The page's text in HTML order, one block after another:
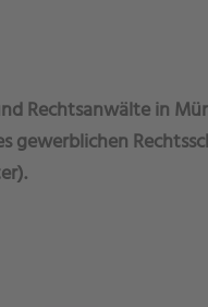
Rechtsanwälte in
gewerblichen